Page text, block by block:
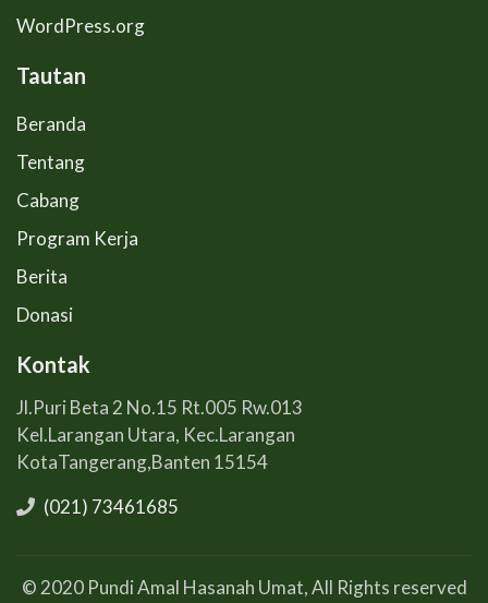
WordPress.org
Tautan
Beranda
Tentang
Cabang
Program Kerja
Berita
Donasi
Kontak
Jl.Puri Beta 2 No.15 Rt.005 Rw.013
Kel.Larangan Utara, Kec.Larangan
KotaTangerang,Banten 15154
(021) 73461685
© 2020 Pundi Amal Hasanah Umat, All Rights reserved